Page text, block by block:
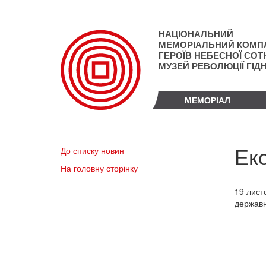
НАЦІОНАЛЬНИЙ
МЕМОРІАЛЬНИЙ
ГЕРОЇВ НЕБЕСНОЇ
МУЗЕЙ РЕВОЛЮЦІЇ
МЕМОРІАЛ
До списку новин
На головну сторінку
19